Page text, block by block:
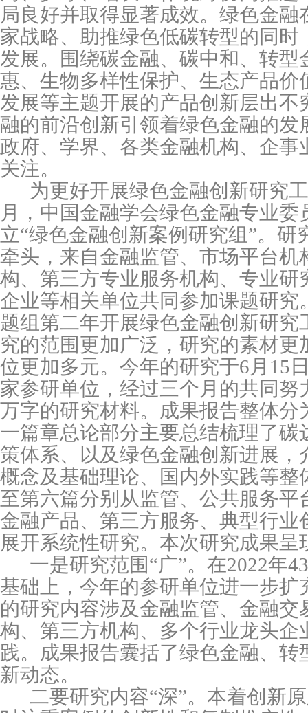
局良好并取得显著成效。绿色金融
家战略、助推绿色低碳转型的同时
发展。围绕碳金融、碳中和、转型
惠、生物多样性保护、生态产品价
发展等主题开展的产品创新层出不
融的前沿创新引领着绿色金融的发
政府、学界、各类金融机构、企事
关注。
为更好开展绿色金融创新研究
月，中国金融学会绿色金融专业委
立“绿色金融创新案例研究组”。研
牵头，来自金融监管、市场平台机
构、第三方专业服务机构、专业研
企业等相关单位共同参加课题研究
题组第二年开展绿色金融创新研究
究的范围更加广泛，研究的素材更
位更加多元。今年的研究于6 月 15
家参研单位，经过三个月的共同努
万字的研究材料。成果报告整体分
一篇章总论部分主要总结梳理了碳
策体系、以及绿色金融创新进展，
概念及基础理论、国内外实践等整
至第六篇分别从监管、公共服务平
金融产品、第三方服务、典型行业
展开系统性研究。本次研究成果呈
一是研究范围“广”。在2022年43
基础上，今年的参研单位进一步扩
的研究内容涉及金融监管、金融交
构、第三方机构、多个行业龙头企
践。成果报告囊括了绿色金融、转
新动态。
二要研究内容“深”。本着创新